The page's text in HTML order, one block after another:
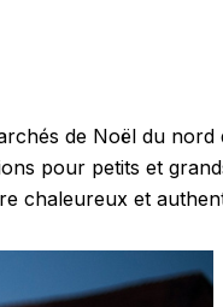
de Noël du nord
pour petits et
chaleureux et